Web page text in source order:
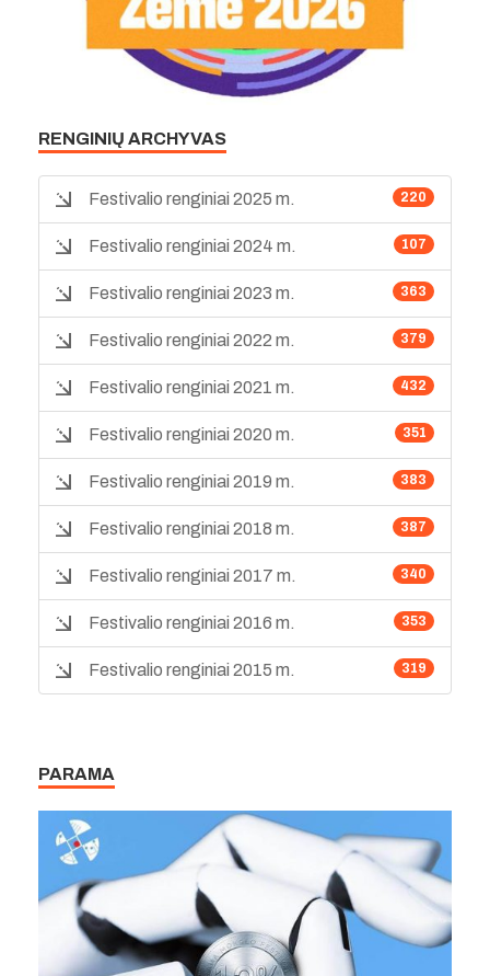
RENGINIŲ ARCHYVAS
220
Festivalio renginiai 2025 m.
107
Festivalio renginiai 2024 m.
363
Festivalio renginiai 2023 m.
379
Festivalio renginiai 2022 m.
432
Festivalio renginiai 2021 m.
351
Festivalio renginiai 2020 m.
383
Festivalio renginiai 2019 m.
387
Festivalio renginiai 2018 m.
340
Festivalio renginiai 2017 m.
353
Festivalio renginiai 2016 m.
319
Festivalio renginiai 2015 m.
PARAMA